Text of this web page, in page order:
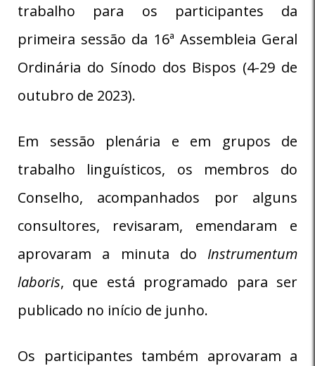
trabalho para os participantes da
primeira sessão da 16ª Assembleia Geral
Ordinária do Sínodo dos Bispos (4-29 de
outubro de 2023).
Em sessão plenária e em grupos de
trabalho linguísticos, os membros do
Conselho, acompanhados por alguns
consultores, revisaram, emendaram e
aprovaram a minuta do Instrumentum
laboris, que está programado para ser
publicado no início de junho.
Os participantes também aprovaram a